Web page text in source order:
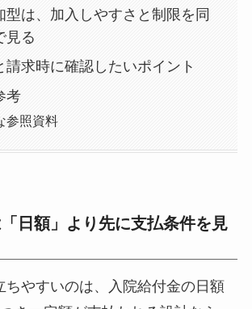
型は、加入しやすさと制限を同
見る
請求時に確認したいポイント
考
参照資料
日額」より先に支払条件を見
ちやすいのは、入院給付金の日額